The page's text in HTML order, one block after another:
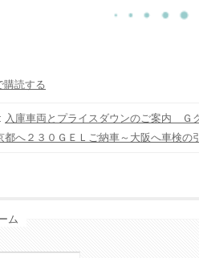
入庫車両とプライスダウンのご案内 Ｇ
都へ２３０ＧＥＬご納車～大阪へ車検の
ム